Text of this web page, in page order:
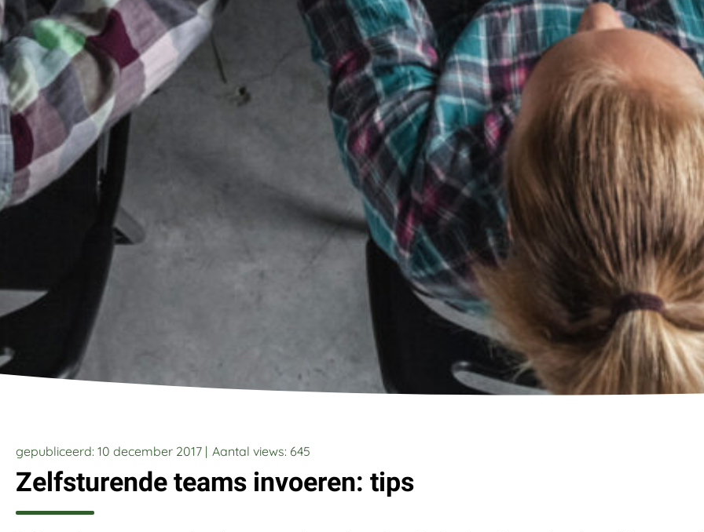
gepubliceerd: 10 december 2017 | Aantal views: 645
Zelfsturende teams invoeren: tips